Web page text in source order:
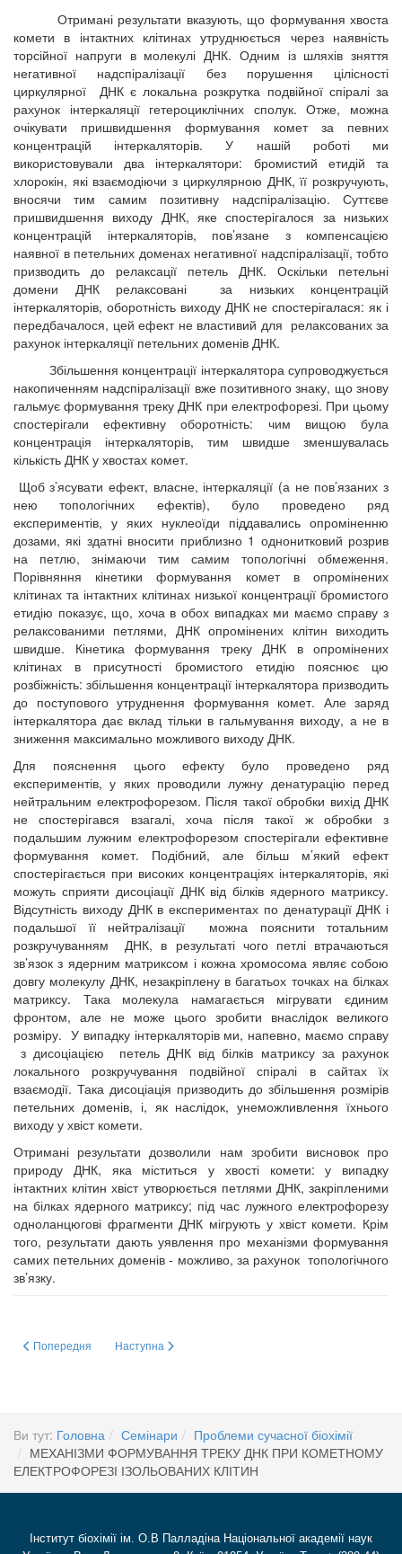
Отримані результати вказують, що формування хвоста
комети в інтактних клітинах утруднюється через наявність
торсійної напруги в молекулі ДНК. Одним із шляхів зняття
негативної надспіралізації без порушення цілісності
циркулярної ДНК є локальна розкрутка подвійної спіралі за
рахунок інтеркаляції гетероциклічних сполук. Отже, можна
очікувати пришвидшення формування комет за певних
концентрацій інтеркаляторів. У нашій роботі ми
використовували два інтеркалятори: бромистий етидій та
хлорокін, які взаємодіючи з циркулярною ДНК, її розкручують,
вносячи тим самим позитивну надспіралізацію. Суттєве
пришвидшення виходу ДНК, яке спостерігалося за низьких
концентрацій інтеркаляторів, пов’язане з компенсацією
наявної в петельних доменах негативної надспіралізації, тобто
призводить до релаксації петель ДНК. Оскільки петельні
домени ДНК релаксовані за низьких концентрацій
інтеркаляторів, оборотність виходу ДНК не спостерігалася: як і
передбачалося, цей ефект не властивий для релаксованих за
рахунок інтеркаляції петельних доменів ДНК.
Збільшення концентрації інтеркалятора супроводжується
накопиченням надспіралізації вже позитивного знаку, що знову
гальмує формування треку ДНК при електрофорезі. При цьому
спостерігали ефективну оборотність: чим вищою була
концентрація інтеркаляторів, тим швидше зменшувалась
кількість ДНК у хвостах комет.
Щоб з’ясувати ефект, власне, інтеркаляції (а не пов’язаних з
нею топологічних ефектів), було проведено ряд
експериментів, у яких нуклеоїди піддавались опроміненню
дозами, які здатні вносити приблизно 1 однонитковий розрив
на петлю, знімаючи тим самим топологічні обмеження.
Порівняння кінетики формування комет в опромінених
клітинах та інтактних клітинах низької концентрації бромистого
етидію показує, що, хоча в обох випадках ми маємо справу з
релаксованими петлями, ДНК опромінених клітин виходить
швидше. Кінетика формування треку ДНК в опромінених
клітинах в присутності бромистого етидію пояснює цю
розбіжність: збільшення концентрації інтеркалятора призводить
до поступового утруднення формування комет. Але заряд
інтеркалятора дає вклад тільки в гальмування виходу, а не в
зниження максимально можливого виходу ДНК.
Для пояснення цього ефекту було проведено ряд
експериментів, у яких проводили лужну денатурацію перед
нейтральним електрофорезом. Після такої обробки вихід ДНК
не спостерігався взагалі, хоча після такої ж обробки з
подальшим лужним електрофорезом спостерігали ефективне
формування комет. Подібний, але більш м’який ефект
спостерігається при високих концентраціях інтеркаляторів, які
можуть сприяти дисоціації ДНК від білків ядерного матриксу.
Відсутність виходу ДНК в експериментах по денатурації ДНК і
подальшої її нейтралізації можна пояснити тотальним
розкручуванням ДНК, в результаті чого петлі втрачаються
зв’язок з ядерним матриксом і кожна хромосома являє собою
довгу молекулу ДНК, незакріплену в багатьох точках на білках
матриксу. Така молекула намагається мігрувати єдиним
фронтом, але не може цього зробити внаслідок великого
розміру. У випадку інтеркаляторів ми, напевно, маємо справу
з дисоціацією петель ДНК від білків матриксу за рахунок
локального розкручування подвійної спіралі в сайтах їх
взаємодії. Така дисоціація призводить до збільшення розмірів
петельних доменів, і, як наслідок, унеможливлення їхнього
виходу у хвіст комети.
Отримані результати дозволили нам зробити висновок про
природу ДНК, яка міститься у хвості комети: у випадку
інтактних клітин хвіст утворюється петлями ДНК, закріпленими
на білках ядерного матриксу; під час лужного електрофорезу
одноланцюгові фрагменти ДНК мігрують у хвіст комети. Крім
того, результати дають уявлення про механізми формування
самих петельних доменів - можливо, за рахунок топологічного
зв’язку.
Попередня стаття: Cучасні методи флуоресцентної мікроскопії
Попередня Наступна стаття: РОЗРОБКА ЕКСПРЕСНИХ МЕТОДІВ
Наступна
Ви тут: Головна Семінари
Проблеми сучасної біохімії
МЕХАНІЗМИ ФОРМУВАННЯ ТРЕКУ ДНК ПРИ КОМЕТНОМУ
ЕЛЕКТРОФОРЕЗІ ІЗОЛЬОВАНИХ КЛІТИН
Інститут біохімії ім. О.В Палладіна Національної академії наук